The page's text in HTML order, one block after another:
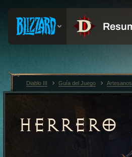
HERRERO
Diablo III Guía del Juego Artesanos